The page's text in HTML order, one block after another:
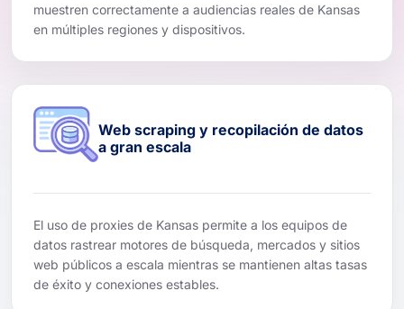
muestren correctamente a audiencias reales de Kansas
en múltiples regiones y dispositivos.
Web scraping y recopilación de datos
a gran escala
El uso de proxies de Kansas permite a los equipos de
datos rastrear motores de búsqueda, mercados y sitios
web públicos a escala mientras se mantienen altas tasas
de éxito y conexiones estables.